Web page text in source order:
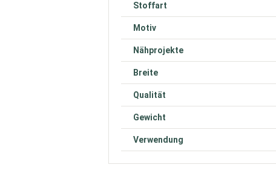
Stoffart
Motiv
Nähprojekte
Breite
Qualität
Gewicht
Verwendung